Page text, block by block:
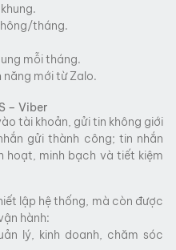
tháng.
mỗi tháng.
mới từ Zalo.
– Viber
tài khoản, gửi tin không giới
gửi thành công; tin nhắn
hoạt, minh bạch và tiết kiệm
lập hệ thống, mà còn được
hành:
lý, kinh doanh, chăm sóc